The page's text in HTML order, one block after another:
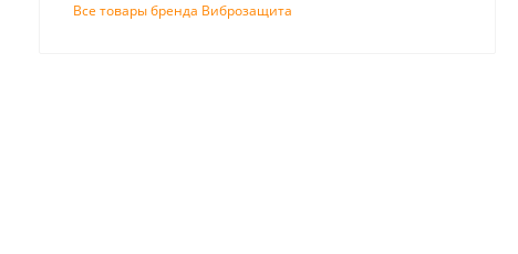
Все товары бренда Виброзащита